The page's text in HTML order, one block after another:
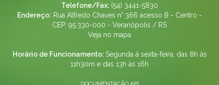
Telefone/Fax: (54) 3441-5830
Endereço: Rua Alfredo Chaves n° 366 acesso B - Centro -
CEP: 95.330-000 - Veranópolis / RS
Veja no mapa
Horário de Funcionamento: Segunda à sexta-feira, das 8h às
11h30m e das 13h às 16h
DOCUMENTAÇÃO API